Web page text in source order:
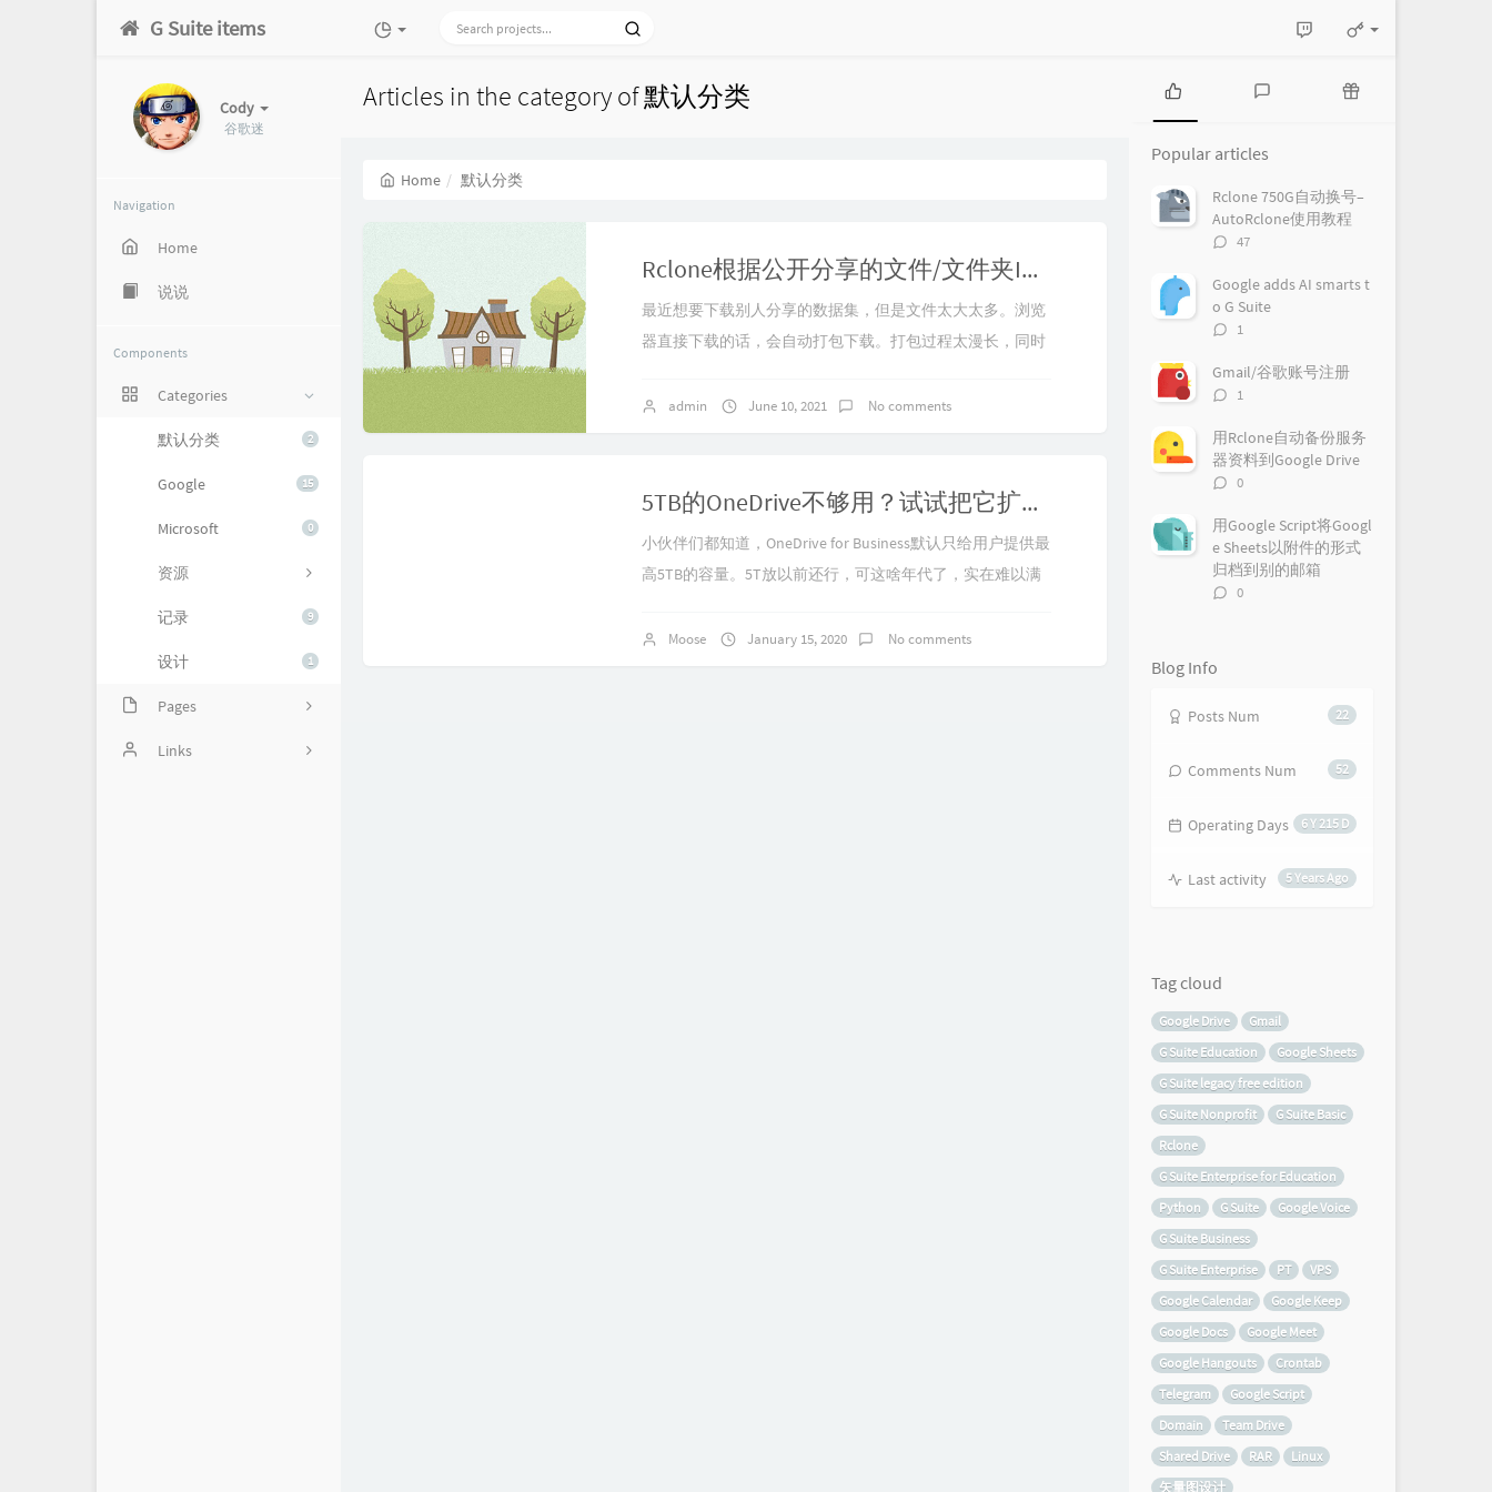
G Suite items
Cody
谷歌迷
Navigation
Home
说说
Components
Categories
2
默认分类
15
Google
0
Microsoft
资源
9
记录
1
设计
Pages
时光如梭
Links
Articles in the category of 默认分类
Home 默认分类
Rclone根据公开分享的文件/文件夹ID快速复制
最近想要下载别人分享的数据集，但是文件太大太多。浏览
器直接下载的话，会自动打包下载。打包过程太漫长，同时
admin June 10, 2021 No comments
5TB的OneDrive不够用？试试把它扩展到25TB
小伙伴们都知道，OneDrive for Business默认只给用户提供最
高5TB的容量。5T放以前还行，可这啥年代了，实在难以满
Moose January 15, 2020 No comments
P
p
u
l
a
a
r
t
c
l
s
t
e
s
n
d
o
m
r
Popular articles
Rclone 750G自动换号–
AutoRclone使用教程
评
数：
47
Google adds AI smarts t
o G Suite
评
数：
1
Gmail/谷歌账号注册
评
数：
1
用Rclone自动备份服务
器资料到Google Drive
评
数：
0
用Google Script将Googl
e Sheets以附件的形式
归档到别的邮箱
评
0
Blog Info
22
Posts Num
52
Comments Num
6 Y 215 D
Operating Days
5 Years Ago
Last activity
Tag cloud
Google Drive
Gmail
G Suite Education
Google Sheets
G Suite legacy free edition
G Suite Nonprofit
G Suite Basic
Rclone
G Suite Enterprise for Education
Python
G Suite
Google Voice
G Suite Business
G Suite Enterprise
PT
VPS
Google Calendar
Google Keep
Google Docs
Google Meet
Google Hangouts
Crontab
Telegram
Google Script
Domain
Team Drive
Shared Drive
RAR
Linux
矢量图设计